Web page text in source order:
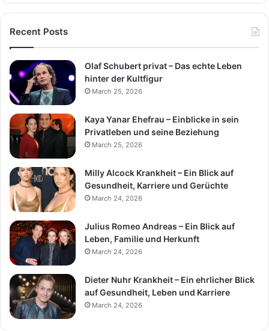
Recent Posts
Olaf Schubert privat – Das echte Leben
hinter der Kultfigur
March 25, 2026
Kaya Yanar Ehefrau – Einblicke in sein
Privatleben und seine Beziehung
March 25, 2026
Milly Alcock Krankheit – Ein Blick auf
Gesundheit, Karriere und Gerüchte
March 24, 2026
Julius Romeo Andreas – Ein Blick auf
Leben, Familie und Herkunft
March 24, 2026
Dieter Nuhr Krankheit – Ein ehrlicher Blick
auf Gesundheit, Leben und Karriere
March 24, 2026